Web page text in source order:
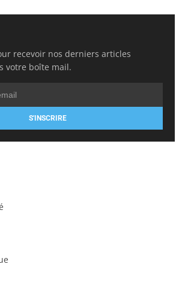
recevoir nos derniers articles
votre boîte mail.
S'INSCRIRE